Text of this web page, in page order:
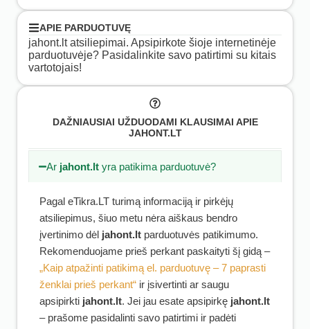
APIE PARDUOTUVĘ
jahont.lt atsiliepimai. Apsipirkote šioje internetinėje
parduotuvėje? Pasidalinkite savo patirtimi su kitais
vartotojais!
DAŽNIAUSIAI UŽDUODAMI KLAUSIMAI APIE
JAHONT.LT
Ar jahont.lt yra patikima parduotuvė?
Pagal eTikra.LT turimą informaciją ir pirkėjų
atsiliepimus, šiuo metu nėra aiškaus bendro
įvertinimo dėl jahont.lt parduotuvės patikimumo.
Rekomenduojame prieš perkant paskaityti šį gidą –
„Kaip atpažinti patikimą el. parduotuvę – 7 paprasti
ženklai prieš perkant“ ir įsivertinti ar saugu
apsipirkti jahont.lt. Jei jau esate apsipirkę jahont.lt
– prašome pasidalinti savo patirtimi ir padėti